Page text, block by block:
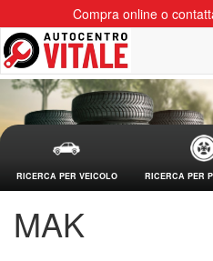
Compra online o
RICERCA PER VEICOLO RICERCA PER
MAK